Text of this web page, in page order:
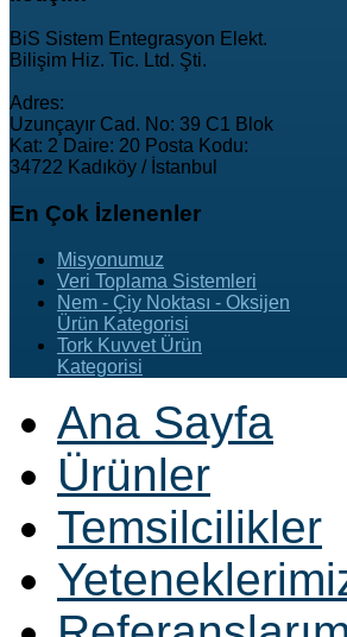
BiS Sistem Entegrasyon Elekt.
Bilişim Hiz. Tic. Ltd. Şti.
Adres:
Uzunçayır Cad. No: 39 C1 Blok
Kat: 2 Daire: 20 Posta Kodu:
34722 Kadıköy / İstanbul
En Çok İzlenenler
Misyonumuz
Veri Toplama Sistemleri
Nem - Çiy Noktası - Oksijen
Ürün Kategorisi
Tork Kuvvet Ürün
Kategorisi
Ana Sayfa
Ürünler
Temsilcilikler